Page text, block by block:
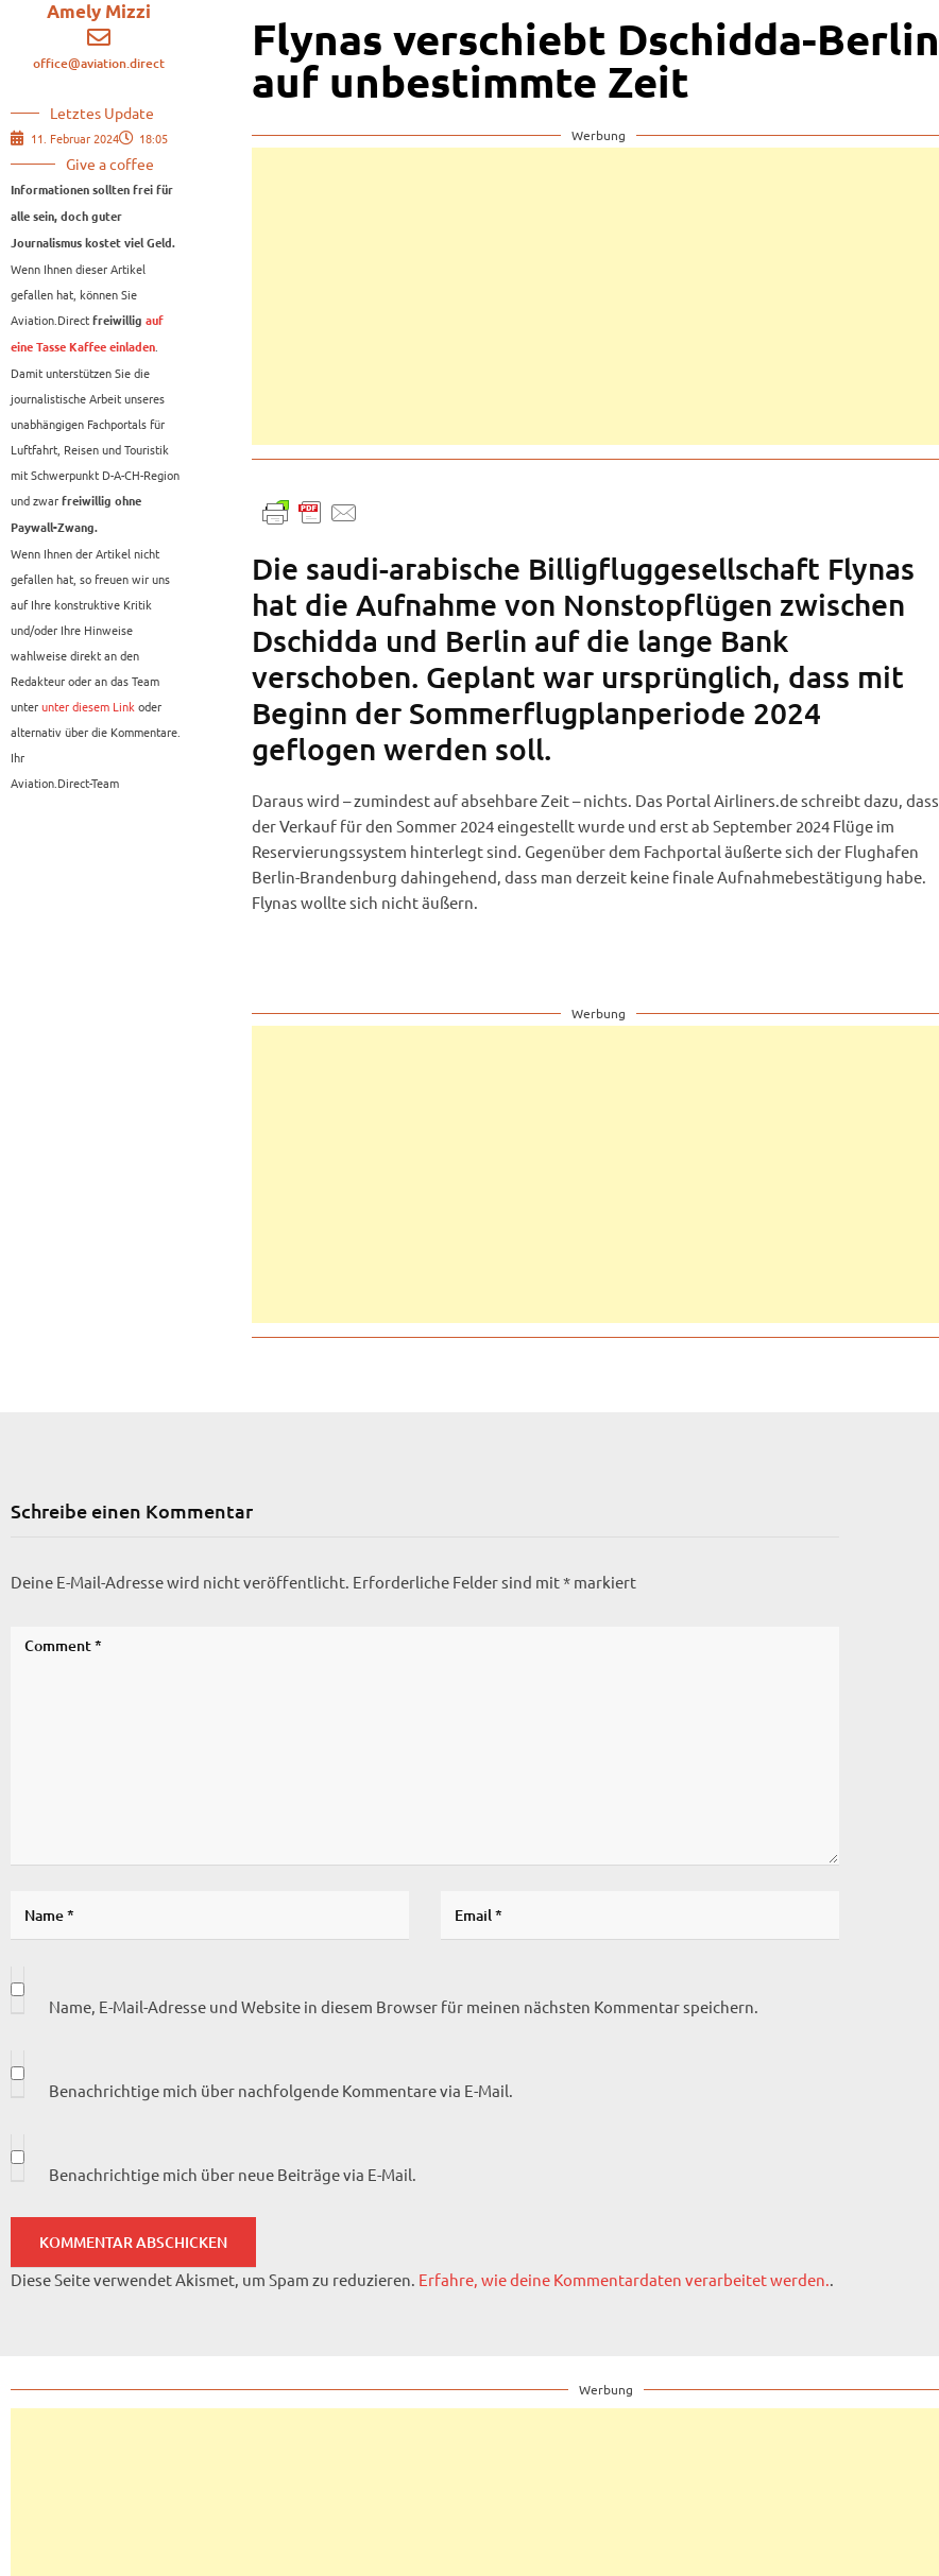
Amely Mizzi
office@aviation.direct
Letztes Update
11. Februar 2024 18:05
Give a coffee
Informationen sollten frei für
alle sein, doch guter
Journalismus kostet viel Geld.
Wenn Ihnen dieser Artikel
gefallen hat, können Sie
Aviation.Direct freiwillig auf
eine Tasse Kaffee einladen.
Damit unterstützen Sie die
journalistische Arbeit unseres
unabhängigen Fachportals für
Luftfahrt, Reisen und Touristik
mit Schwerpunkt D-A-CH-Region
und zwar freiwillig ohne
Paywall-Zwang.
Wenn Ihnen der Artikel nicht
gefallen hat, so freuen wir uns
auf Ihre konstruktive Kritik
und/oder Ihre Hinweise
wahlweise direkt an den
Redakteur oder an das Team
unterunter diesem Linkoder
alternativ über die Kommentare.
Ihr
Aviation.Direct-Team
Flynas verschiebt Dschidda-Berlin
auf unbestimmte Zeit
Werbung
Die saudi-arabische Billigfluggesellschaft Flynas
hat die Aufnahme von Nonstopflügen zwischen
Dschidda und Berlin auf die lange Bank
verschoben. Geplant war ursprünglich, dass mit
Beginn der Sommerflugplanperiode 2024
geflogen werden soll.
Daraus wird – zumindest auf absehbare Zeit – nichts. Das Portal Airliners.de schreibt dazu, dass
der Verkauf für den Sommer 2024 eingestellt wurde und erst ab September 2024 Flüge im
Reservierungssystem hinterlegt sind. Gegenüber dem Fachportal äußerte sich der Flughafen
Berlin-Brandenburg dahingehend, dass man derzeit keine finale Aufnahmebestätigung habe.
Flynas wollte sich nicht äußern.
Werbung
Schreibe einen Kommentar
Deine E-Mail-Adresse wird nicht veröffentlicht. Erforderliche Felder sind mit* markiert
Name, E-Mail-Adresse und Website in diesem Browser für meinen nächsten Kommentar speichern.
Benachrichtige mich über nachfolgende Kommentare via E-Mail.
Benachrichtige mich über neue Beiträge via E-Mail.
Diese Seite verwendet Akismet, um Spam zu reduzieren. Erfahre, wie deine Kommentardaten verarbeitet werden..
Werbung